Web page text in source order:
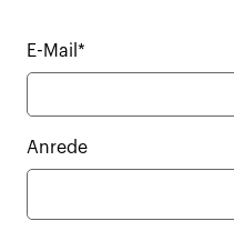
E-Mail*
Anrede